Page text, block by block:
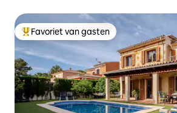
Topfavoriet van gasten
Favoriet van gasten